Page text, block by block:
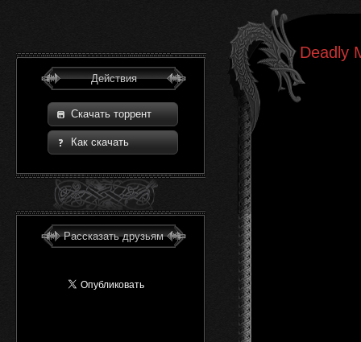
Действия
Скачать торрент
Как скачать
Рассказать друзьям
Deadly